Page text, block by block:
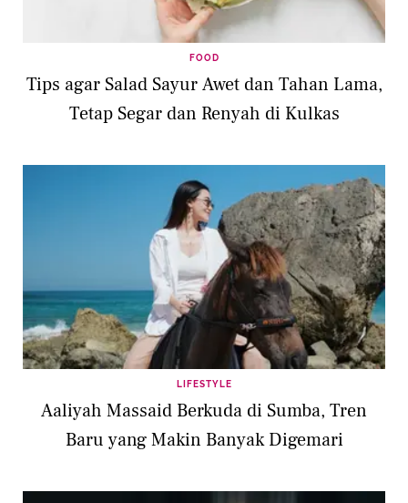
FOOD
Tips agar Salad Sayur Awet dan Tahan Lama,
Tetap Segar dan Renyah di Kulkas
LIFESTYLE
Aaliyah Massaid Berkuda di Sumba, Tren
Baru yang Makin Banyak Digemari